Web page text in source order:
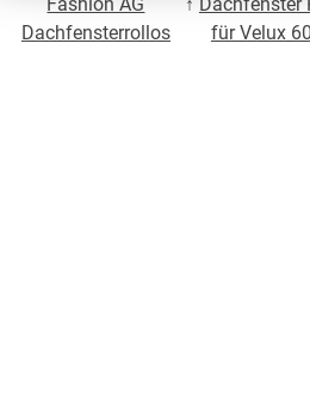
Dachfensterrollos
für Velux